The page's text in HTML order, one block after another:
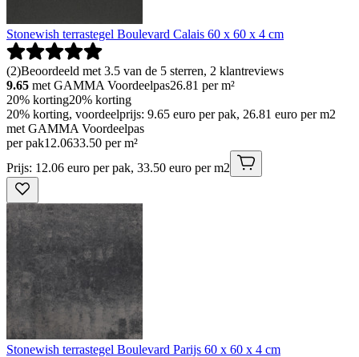
Stonewish terrastegel Boulevard Calais 60 x 60 x 4 cm
(2)Beoordeeld met 3.5 van de 5 sterren, 2 klantreviews
9.65 met GAMMA Voordeelpas26.81 per m²
20% korting20% korting
20% korting, voordeelprijs: 9.65 euro per pak, 26.81 euro per m2
met GAMMA Voordeelpas
per pak12.0633.50 per m²
Prijs: 12.06 euro per pak, 33.50 euro per m2
Stonewish terrastegel Boulevard Parijs 60 x 60 x 4 cm